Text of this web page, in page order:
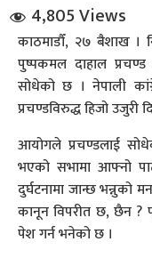
संवाद
4,805 Views
काठमाडौँ, २७ बैशाख ।
पुष्पकमल दाहाल
सोधेको छ । नेपाली
प्रचण्डविरुद्ध हिजो उजुरी
आयोगले प्रचण्डलाई
भएको सभामा आफ्नो
दुर्घटनामा जान्छ भन्नुको
कानून विपरीत छ, छैन ?
पेश गर्न भनेको छ ।